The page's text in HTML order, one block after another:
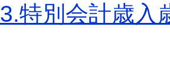
3.特別会計歳入